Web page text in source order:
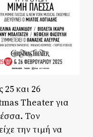
25 και 26
Theater για
Τον
την τιμή να